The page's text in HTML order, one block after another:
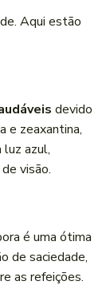
Aqui estão
devido
e zeaxantina,
azul,
visão.
é uma ótima
de saciedade,
as refeições.